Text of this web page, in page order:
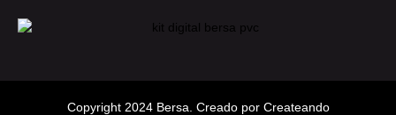
Copyright 2024 Bersa. Creado por Createando